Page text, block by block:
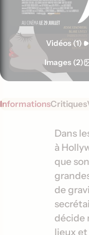
Vidéos (1)
Images (2)
InformationsCritiques
S
y
o
p
s
i
s
Dans
à
que
de
décide
lieux